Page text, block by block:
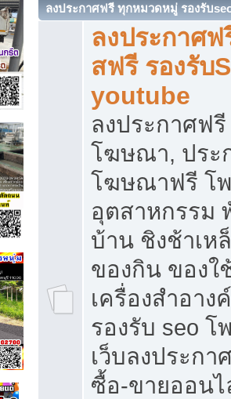
ลงประกาศฟรี ทุกหมวดหมู่ รองรับ
ลงประกาศ
สฟรี รองรับ
youtube
ลงประกาศฟ
โฆษณา, ประ
โฆษณาฟรี โ
อุตสาหกรรม
บ้าน ชิงช้าเห
ของกิน ของใ
เครื่องสำอา
รองรับ seo โ
เว็บลงประก
ซื้อ-ขายออน